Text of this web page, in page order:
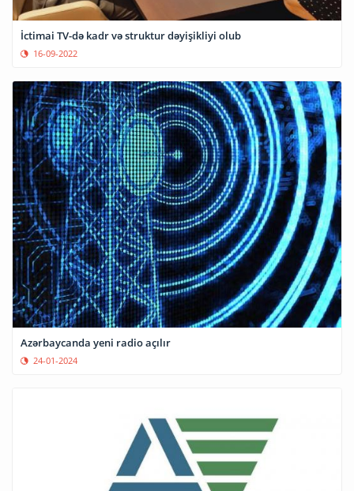
İctimai TV-də kadr və struktur dəyişikliyi olub
16-09-2022
Azərbaycanda yeni radio açılır
24-01-2024